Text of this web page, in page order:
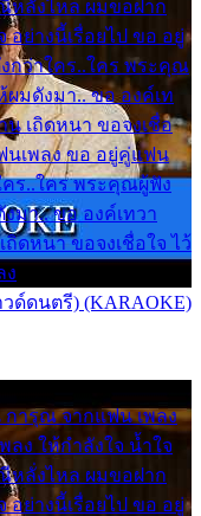
หลั่งไหล ผมขอฝาก
อย่างนี้เรื่อยไป ขอ อยู่
กว่าใคร..ใคร พระคุณ
ผมดังมา.. ขอ องค์เท
เถิดหนา ขอจงเชื่อ
นเพลง ขอ อยู่คู่แฟน
คร..ใคร พระคุณผู้ฟัง
มา.. ขอ องค์เทวา
ดหนา ขอจงเชื่อใจ ไว้
ง
ด์ดนตรี) (KARAOKE)
ารุณ จากแฟน เพลง
ลง ให้กำลังใจ น้ำใจ
หลั่งไหล ผมขอฝาก
อย่างนี้เรื่อยไป ขอ อยู่